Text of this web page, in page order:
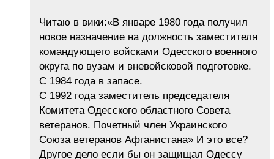
Читаю в вики:«В январе 1980 года получил
новое назначение на должность заместителя
командующего войсками Одесского военного
округа по вузам и вневойсковой подготовке.
С 1984 года в запасе.
С 1992 года заместитель председателя
Комитета Одесского областного Совета
ветеранов. Почетный член Украинского
Союза ветеранов Афганистана» И это все?
Другое дело если бы он защищал Одессу